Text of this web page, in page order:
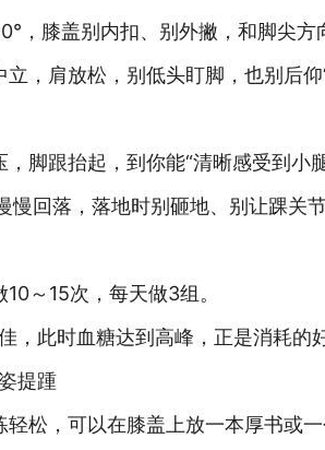
膝盖别内扣、别外撇，和脚尖方
肩放松，别低头盯脚，也别后仰“
跟抬起，到你能“清晰感受到小腿
回落，落地时别砸地、别让踝关节
～15次，每天做3组。
此时血糖达到高峰，正是消耗的好
提踵
，可以在膝盖上放一本厚书或一